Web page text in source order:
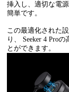
挿入し、適切な電
簡単です。
この最適化された
り、 Seeker 4 Pro
とができます。